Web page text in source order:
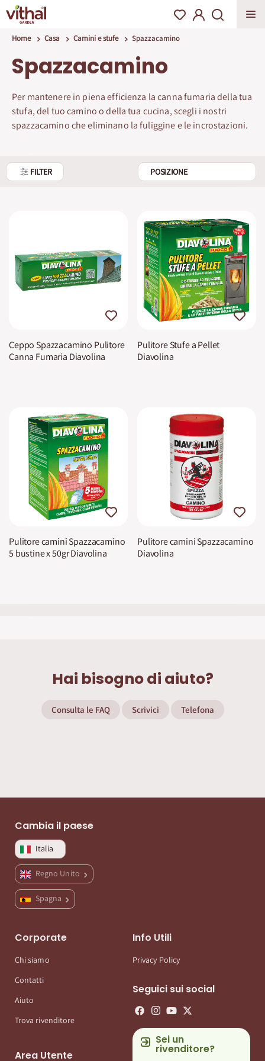
Home Casa Camini e stufe Spazzacamino
Spazzacamino
Per mantenere in piena efficienza la canna fumaria della tua
stufa, del tuo camino o della tua cucina, scegli i nostri
spazzacamino che eliminano la fuliggine e le incrostazioni.
FILTER
Ceppo Spazzacamino Pulitore
Canna Fumaria Diavolina
Pulitore Stufe a Pellet
Diavolina
Pulitore camini Spazzacamino
5 bustine x 50gr Diavolina
Pulitore camini Spazzacamino
Diavolina
Hai bisogno di aiuto?
Consulta le FAQ Scrivici Telefona
Cambia il paese
Italia
Regno Unito
Spagna
Corporate
Chi siamo
Contatti
Aiuto
Trova rivenditore
Area Utente
Info Utili
Privacy Policy
Seguici sui social
Sei un
rivenditore?